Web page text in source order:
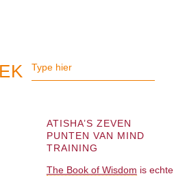
ATISHA’S ZEVEN
PUNTEN VAN MIND
TRAINING
The Book of Wisdom is echte